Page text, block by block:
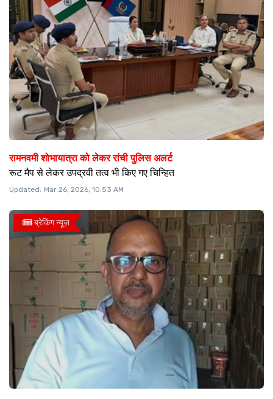
रामनवमी शोभायात्रा को लेकर रांची पुलिस अलर्ट
रूट मैप से लेकर उपद्रवी तत्व भी किए गए चिन्हित
Updated: Mar 26, 2026, 10:53 AM
ब्रेकिंग न्यूज़